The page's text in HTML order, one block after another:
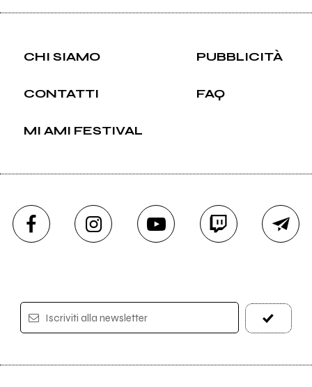
CHI SIAMO PUBBLICITÀ
CONTATTI FAQ
MI AMI FESTIVAL
Iscriviti alla newsletter